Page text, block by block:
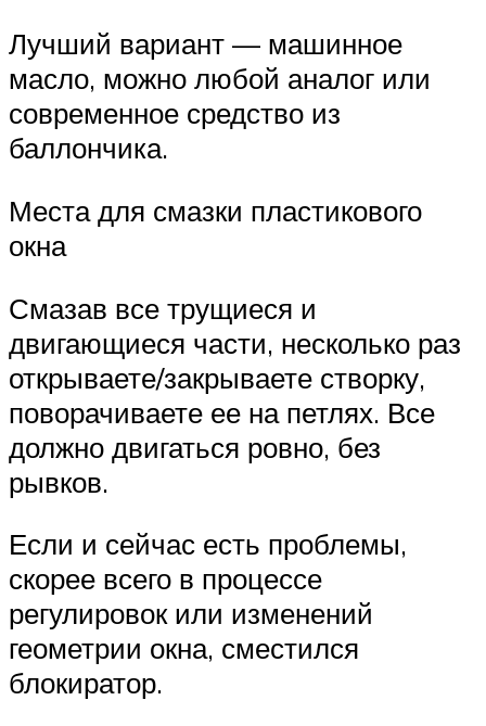
Лучший вариант — машинное
масло, можно любой аналог или
современное средство из
баллончика.
Места для смазки пластикового
окна
Смазав все трущиеся и
двигающиеся части, несколько раз
открываете/закрываете створку,
поворачиваете ее на петлях. Все
должно двигаться ровно, без
рывков.
Если и сейчас есть проблемы,
скорее всего в процессе
регулировок или изменений
геометрии окна, сместился
блокиратор.